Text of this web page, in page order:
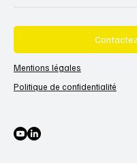
Mentions légales
Politique de confidentialité